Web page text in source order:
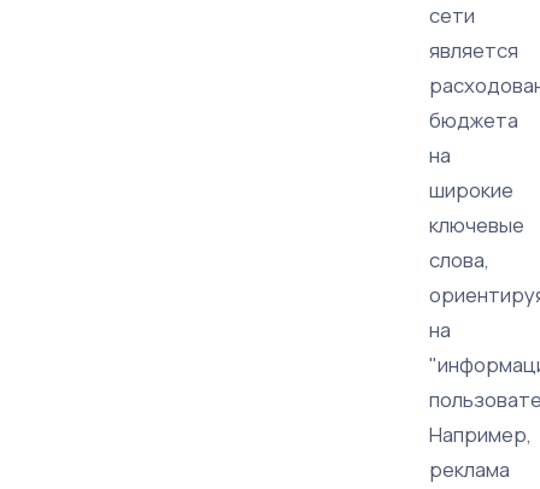
сети
является
бюджета
на
широкие
ключевые
слова,
на
Например,
реклама